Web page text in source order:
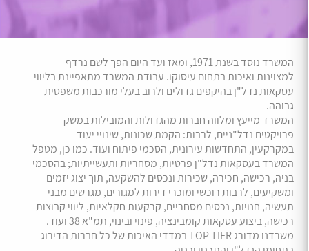
המשרד נוסד בשנת 1971, ומאז ועד היום הפך לשם נרדף
למצוינות ואיכות בתחום עיסוקו. עבודת המשרד מתאפיינת בליווי
עסקאות נדל"ן בהיקפים גדולים ולרוב בעלי מורכבות משפטית
גבוהה.
המשרד מייעץ ומלווה חברות מהגדולות והמובילות במשק
פרויקטים נדל"ניים, לרבות: הקמת שכונות, שינויי יעוד
במקרקעין, התחדשות עירונית, הסכמי פיתוח ועוד. כמו כן, מטפל
המשרד בעסקאות נדל"ן פרטיות, מסחריות ותעשייתיות; בהסכמי
בניה, רכישה, חכירה, שכירות ונכסים להשקעה, תוך יצוג יזמים
ומשקיעים, לרבות רוכשי ומוכרי דירות למגורים, מגרשים מבני
תעשיה, חנויות, נכסים מסחריים, קרקעות חקלאיות, ליווי קבוצות
רכישה, ביצוע עסקאות קומבינציה, פינוי ובינוי, תמ"א 38 ועוד.
משרדנו מדורג TOP TIER במדדי האיכות של כל חברות הדירוג